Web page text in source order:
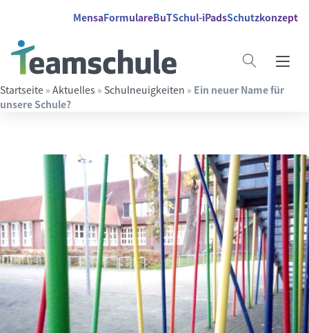
MensaFormulareBuTSchul-iPadsSchutzkonzept
Startseite » Aktuelles » Schulneuigkeiten » Ein neuer Name für
unsere Schule?